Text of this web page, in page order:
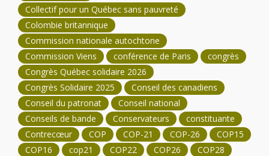
Collectif pour un Québec sans pauvreté
Colombie britannique
Commission nationale autochtone
Commission Viens
conférence de Paris
congrès
Congrès Québec solidaire 2026
Congrès Solidaire 2025
Conseil des canadiens
Conseil du patronat
Conseil national
Conseils de bande
Conservateurs
constituante
Contrecœur
COP COP-21 COP-26
COP15
COP16
cop21 COP22 COP26
COP28